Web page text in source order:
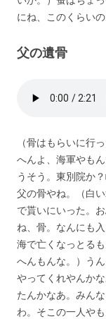
にね、このくらいの
父の遺骨
（骨はもらいに行
へんよ、海軍やも
うそう。東別院か
父の骨やね。（白
で貰いにいった。
ね、骨。なんにも
海で亡くなっとる
へんもんな。）う
やってくれやんか
たんかなあ。みん
わ。そこの一人や